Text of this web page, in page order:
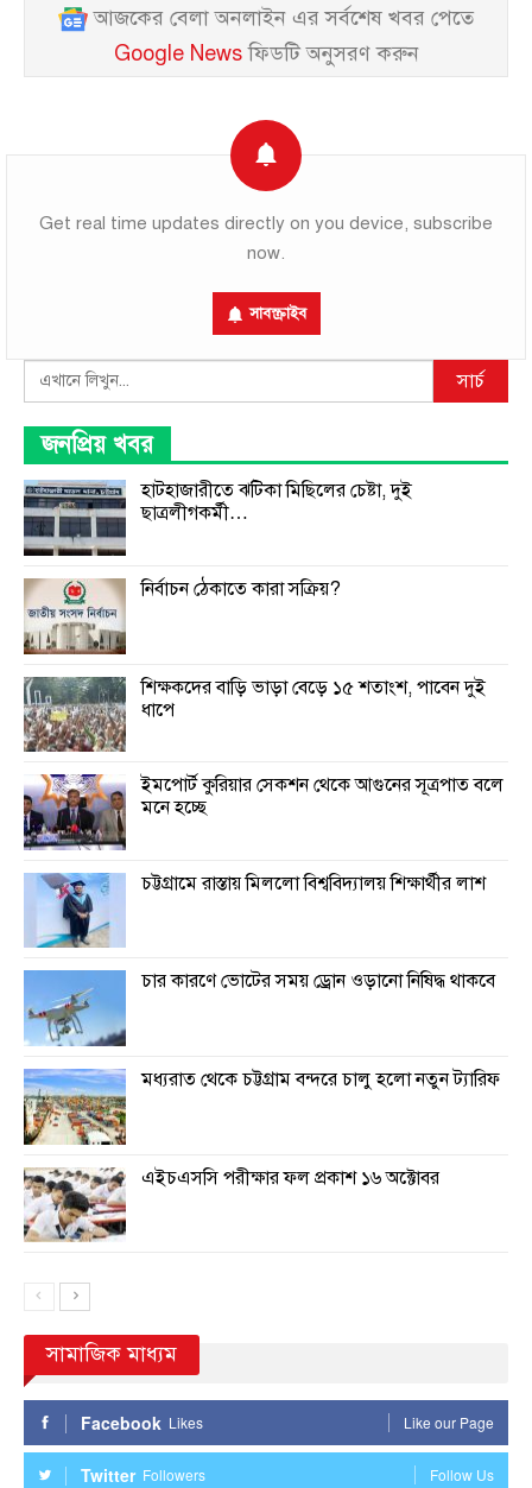
আজকের বেলা অনলাইন এর সর্বশেষ খবর পেতে
Google Newsফিডটি অনুসরণ করুন
Get real time updates directly on you device, subscribe
now.
সাবস্ক্রাইব
Search সার্চ
জনপ্রিয় খবর
হাটহাজারীতে ঝটিকা মিছিলের চেষ্টা, দুই
ছাত্রলীগকর্মী…
নির্বাচন ঠেকাতে কারা সক্রিয়?
শিক্ষকদের বাড়ি ভাড়া বেড়ে ১৫ শতাংশ, পাবেন দুই
ধাপে
ইমপোর্ট কুরিয়ার সেকশন থেকে আগুনের সূত্রপাত বলে
মনে হচ্ছে
চট্টগ্রামে রাস্তায় মিললো বিশ্ববিদ্যালয় শিক্ষার্থীর লাশ
চার কারণে ভোটের সময় ড্রোন ওড়ানো নিষিদ্ধ থাকবে
মধ্যরাত থেকে চট্টগ্রাম বন্দরে চালু হলো নতুন ট্যারিফ
এইচএসসি পরীক্ষার ফল প্রকাশ ১৬ অক্টোবর
সামাজিক মাধ্যম
Facebook Likes Like our Page
Twitter Followers Follow Us